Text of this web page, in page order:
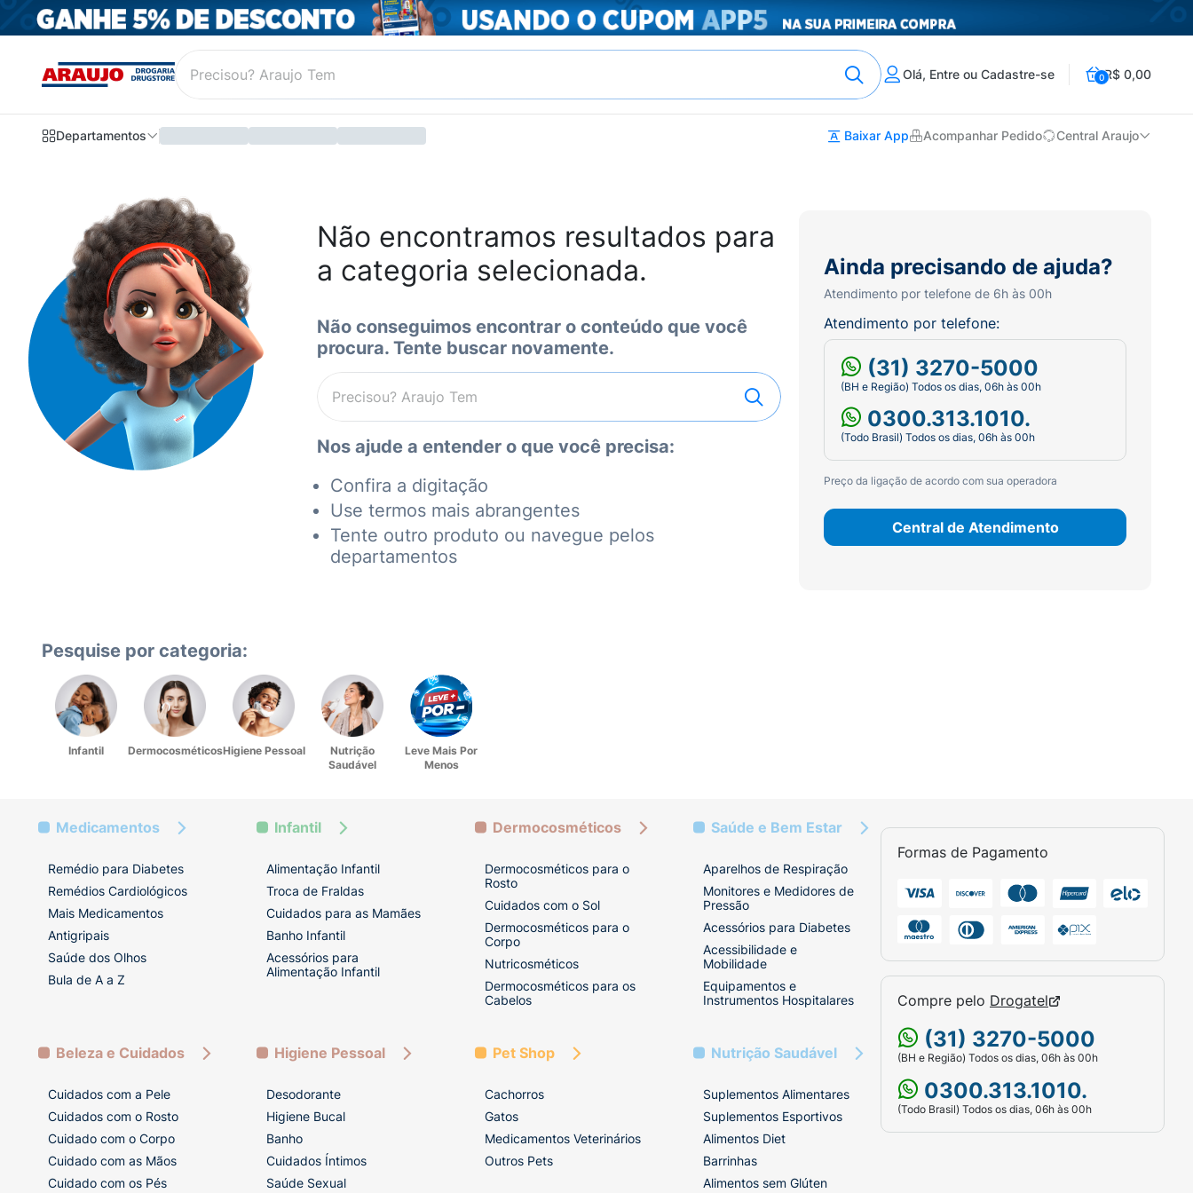
Olá, Entre ou Cadastre-se 0R$ 0,00
Departamentos Baixar App Acompanhar Pedido Central Araujo
Não encontramos resultados para
a categoria selecionada.
Não conseguimos encontrar o conteúdo que você
procura. Tente buscar novamente.
Nos ajude a entender o que você precisa:
Confira a digitação
Use termos mais abrangentes
Tente outro produto ou navegue pelos
departamentos
Ainda precisando de ajuda?
Atendimento por telefone de 6h às 00h
Atendimento por telefone:
(31) 3270-5000
(BH e Região) Todos os dias, 06h às 00h
0300.313.1010.
(Todo Brasil) Todos os dias, 06h às 00h
Preço da ligação de acordo com sua operadora
Central de Atendimento
Pesquise por categoria:
Infantil DermocosméticosHigiene Pessoal
Nutrição
Saudável
Leve Mais Por
Menos
Medicamentos
Remédio para Diabetes
Remédios Cardiológicos
Mais Medicamentos
Antigripais
Saúde dos Olhos
Bula de A a Z
Infantil
Alimentação Infantil
Troca de Fraldas
Cuidados para as Mamães
Banho Infantil
Acessórios para
Alimentação Infantil
Dermocosméticos
Dermocosméticos para o
Rosto
Cuidados com o Sol
Dermocosméticos para o
Corpo
Nutricosméticos
Dermocosméticos para os
Cabelos
Saúde e Bem Estar
Aparelhos de Respiração
Monitores e Medidores de
Pressão
Acessórios para Diabetes
Acessibilidade e
Mobilidade
Equipamentos e
Instrumentos Hospitalares
Beleza e Cuidados
Cuidados com a Pele
Cuidados com o Rosto
Cuidado com o Corpo
Cuidado com as Mãos
Cuidado com os Pés
Higiene Pessoal
Desodorante
Higiene Bucal
Banho
Cuidados Íntimos
Saúde Sexual
Pet Shop
Cachorros
Gatos
Medicamentos Veterinários
Outros Pets
Nutrição Saudável
Suplementos Alimentares
Suplementos Esportivos
Alimentos Diet
Barrinhas
Alimentos sem Glúten
Formas de Pagamento
Compre pelo Drogatel
(31) 3270-5000
(BH e Região) Todos os dias, 06h às 00h
0300.313.1010.
(Todo Brasil) Todos os dias, 06h às 00h